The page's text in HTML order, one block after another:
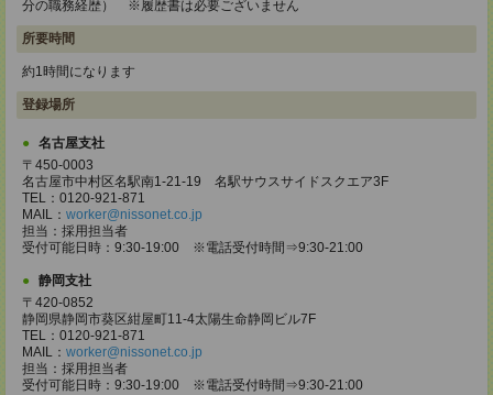
分の職務経歴） ※履歴書は必要ございません
所要時間
約1時間になります
登録場所
名古屋支社
〒450-0003
名古屋市中村区名駅南1-21-19 名駅サウスサイドスクエア3F
TEL：0120-921-871
MAIL： worker@nissonet.co.jp
担当：採用担当者
受付可能日時：9:30-19:00 ※電話受付時間⇒9:30-21:00
静岡支社
〒420-0852
静岡県静岡市葵区紺屋町11-4太陽生命静岡ビル7F
TEL：0120-921-871
MAIL： worker@nissonet.co.jp
担当：採用担当者
受付可能日時：9:30-19:00 ※電話受付時間⇒9:30-21:00